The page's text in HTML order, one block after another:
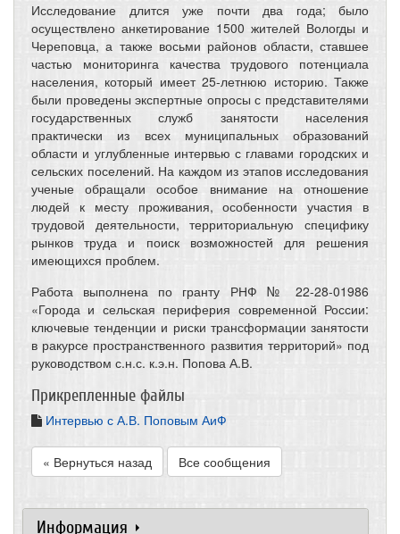
Исследование длится уже почти два года; было
осуществлено анкетирование 1500 жителей Вологды и
Череповца, а также восьми районов области, ставшее
частью мониторинга качества трудового потенциала
населения, который имеет 25-летнюю историю. Также
были проведены экспертные опросы с представителями
государственных служб занятости населения
практически из всех муниципальных образований
области и углубленные интервью с главами городских и
сельских поселений. На каждом из этапов исследования
ученые обращали особое внимание на отношение
людей к месту
проживания, особенности участия в
трудовой деятельности, территориальную специфику
рынков труда и поиск возможностей для решения
имеющихся проблем.
Работа выполнена по гранту РНФ № 22-28-01986
«Города и сельская периферия современной России:
ключевые тенденции и риски трансформации занятости
в ракурсе пространственного развития территорий» под
руководством с.н.с. к.э.н. Попова А.В.
Прикрепленные файлы
Интервью с А.В. Поповым АиФ
« Вернуться назад Все сообщения
Информация